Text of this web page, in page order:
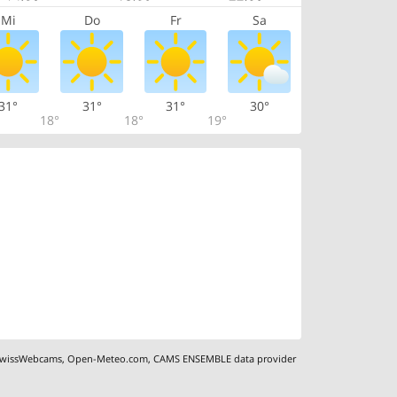
Mi Do Fr Sa
18°
31°
18°
31°
19°
30°
,Open-Meteo.com,CAMS ENSEMBLE data provider